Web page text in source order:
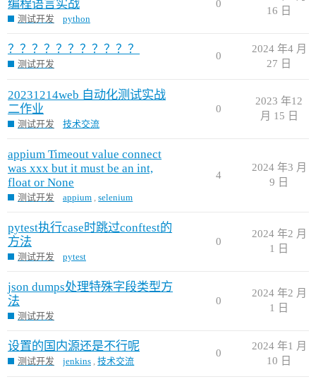
编程语言实战
测试开发 python
0
16 日
？？？？？？？？？？？
测试开发
0
2024 年4 月
27 日
20231214web 自动化测试实战
二作业
测试开发 技术交流
0
2023 年12
月 15 日
appium Timeout value connect
was xxx but it must be an int,
float or None
测试开发 appium ,selenium
4
2024 年3 月
9 日
pytest执行case时跳过conftest的
方法
测试开发 pytest
0
2024 年2 月
1 日
json dumps处理特殊字段类型方
法
测试开发
0
2024 年2 月
1 日
设置的国内源还是不行呢
测试开发 jenkins ,技术交流
0
2024 年1 月
10 日